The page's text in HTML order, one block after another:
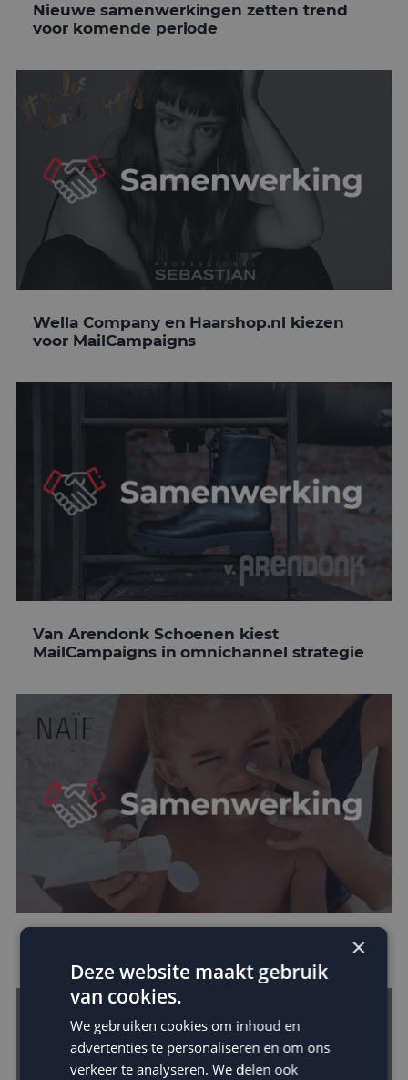
Nieuwe samenwerkingen zetten trend
voor komende periode
Wella Company en Haarshop.nl kiezen
voor MailCampaigns
Van Arendonk Schoenen kiest
MailCampaigns in omnichannel strategie
Naïf kiest MailCampaigns in groeistrategie
×
Deze website maakt gebruik
van cookies.
We gebruiken cookies om inhoud en
advertenties te personaliseren en om ons
verkeer te analyseren. We delen ook